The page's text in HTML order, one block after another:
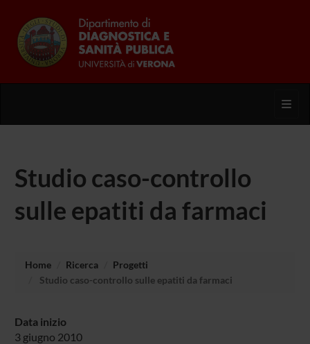
Studio caso-controllo
sulle epatiti da farmaci
Home Ricerca
Progetti
Studio caso-controllo sulle epatiti da farmaci
Data inizio
3 giugno 2010